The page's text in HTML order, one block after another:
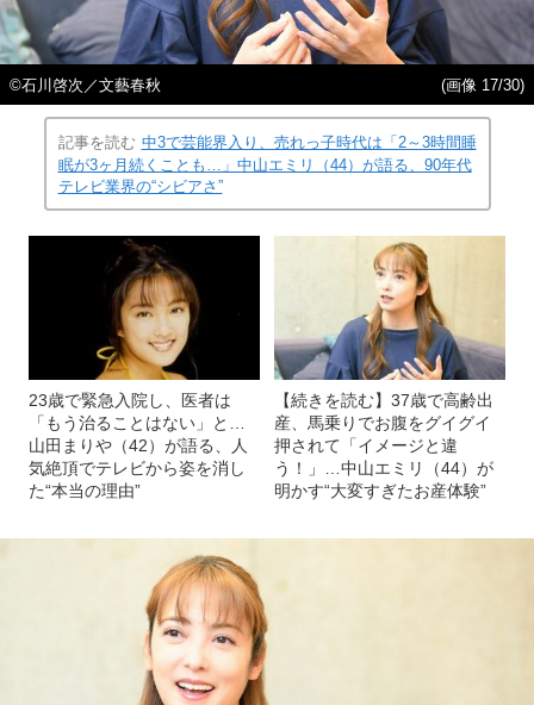
©石川啓次／文藝春秋 (画像 17/30)
記事を読む 中3で芸能界入り、売れっ子時代は「2～3時間睡
眠が3ヶ月続くことも…」中山エミリ（44）が語る、90年代
テレビ業界の“シビアさ”
23歳で緊急入院し、医者は
「もう治ることはない」と…
山田まりや（42）が語る、人
気絶頂でテレビから姿を消し
た“本当の理由”
【続きを読む】37歳で高齢出
産、馬乗りでお腹をグイグイ
押されて「イメージと違
う！」…中山エミリ（44）が
明かす“大変すぎたお産体験”